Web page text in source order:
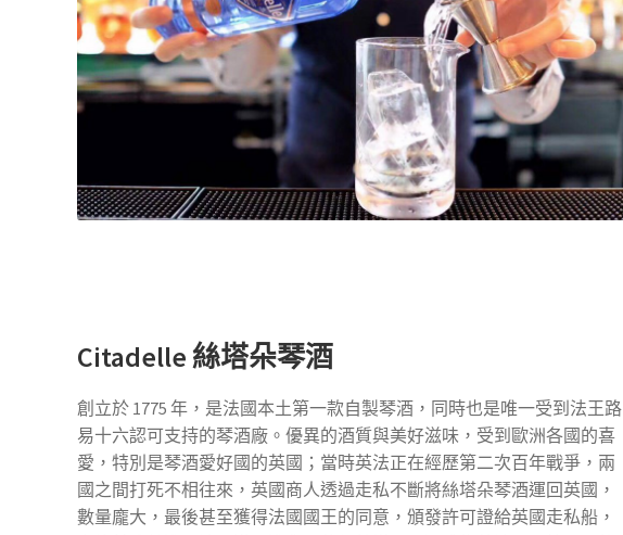
Citadelle 絲塔朵琴酒
創立於 1775 年，是法國本土第一款自製琴酒，同時也是唯一受到法王路
易十六認可支持的琴酒廠。優異的酒質與美好滋味，受到歐洲各國的喜
愛，特別是琴酒愛好國的英國；當時英法正在經歷第二次百年戰爭，兩
國之間打死不相往來，英國商人透過走私不斷將絲塔朵琴酒運回英國，
數量龐大，最後甚至獲得法國國王的同意，頒發許可證給英國走私船，